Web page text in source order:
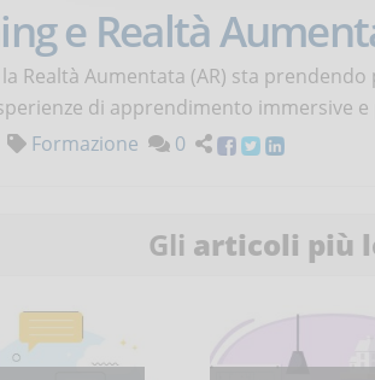
e Realtà
Realtà Aumentata (AR) sta
di apprendimento immersive e
Formazione 0
Gli articoli più